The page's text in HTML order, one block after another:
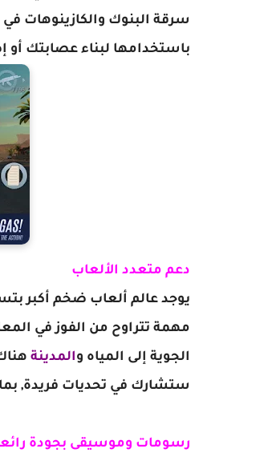
سرقة البنوك والكازينوهات في
باستخدامها لبناء عصابتك أو
دعم متعدد الألعاب
مهمة تتراوح من الفوز في
الجوية إلى المياه والمدينة
ستشارك في تحديات فريدة,
رسومات وموسيقى بجودة